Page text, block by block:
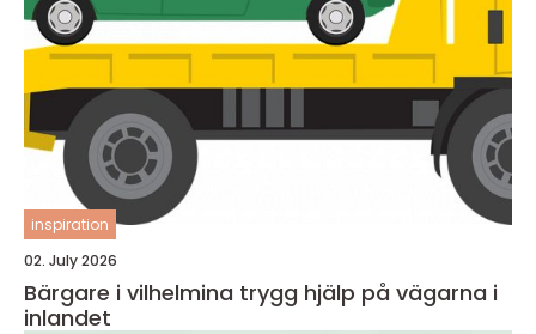
inspiration
02. July 2026
Bärgare i vilhelmina trygg hjälp på vägarna i
inlandet